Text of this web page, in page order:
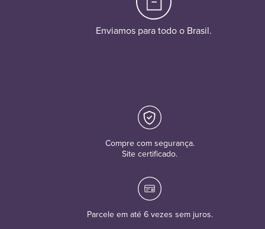
Enviamos para todo o Brasil.
Compre com segurança.
Site certificado.
Parcele em até 6 vezes sem juros.